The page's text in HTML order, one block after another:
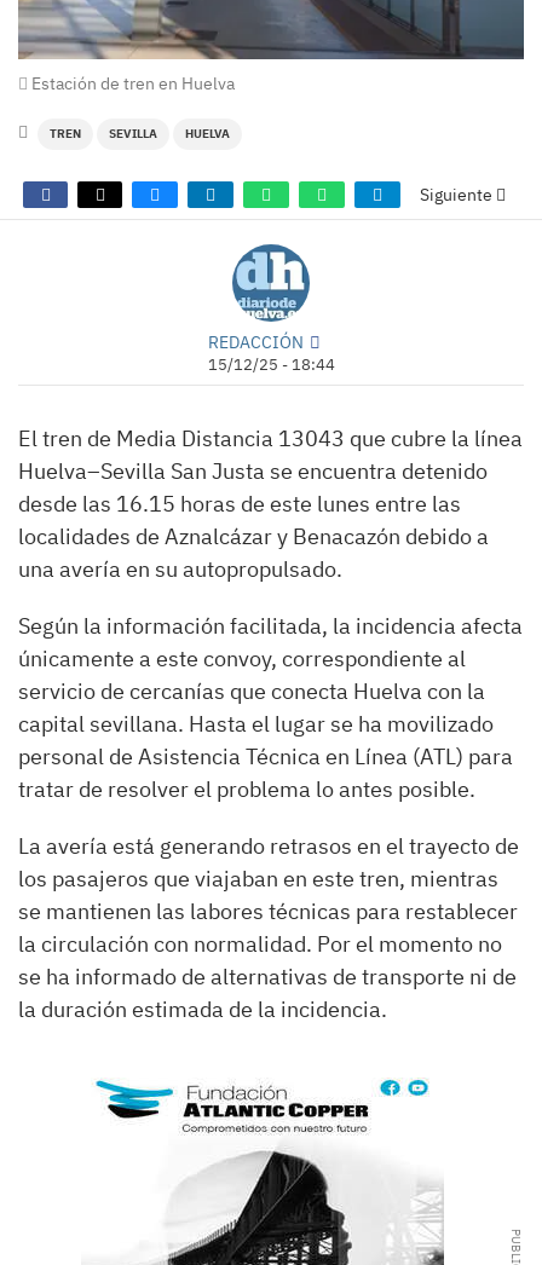
Estación de tren en Huelva
TREN SEVILLA HUELVA
Siguiente
REDACCIÓN
15/12/25 - 18:44
El tren de Media Distancia 13043 que cubre la línea
Huelva–Sevilla San Justa se encuentra detenido
desde las 16.15 horas de este lunes entre las
localidades de Aznalcázar y Benacazón debido a
una avería en su autopropulsado.
Según la información facilitada, la incidencia afecta
únicamente a este convoy, correspondiente al
servicio de cercanías que conecta Huelva con la
capital sevillana. Hasta el lugar se ha movilizado
personal de Asistencia Técnica en Línea (ATL) para
tratar de resolver el problema lo antes posible.
La avería está generando retrasos en el trayecto de
los pasajeros que viajaban en este tren, mientras
se mantienen las labores técnicas para restablecer
la circulación con normalidad. Por el momento no
se ha informado de alternativas de transporte ni de
la duración estimada de la incidencia.